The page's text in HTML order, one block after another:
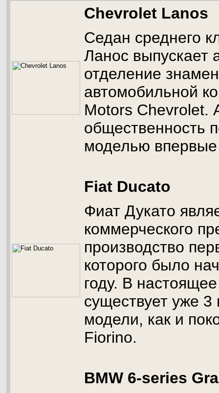
Chevrolet Lanos
Седан среднего
Ланос выпускает
отделение
автомобильной
Motors Chevrolet.
общественность
моделью впервые
Fiat Ducato
Фиат Дукато
коммерческого
производство
которого было
году. В
существует уже 3
модели, как и
Fiorino.
BMW 6-series